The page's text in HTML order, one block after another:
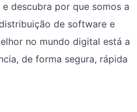
descubra por que somos a
de software e
no mundo digital está a
de forma segura, rápida